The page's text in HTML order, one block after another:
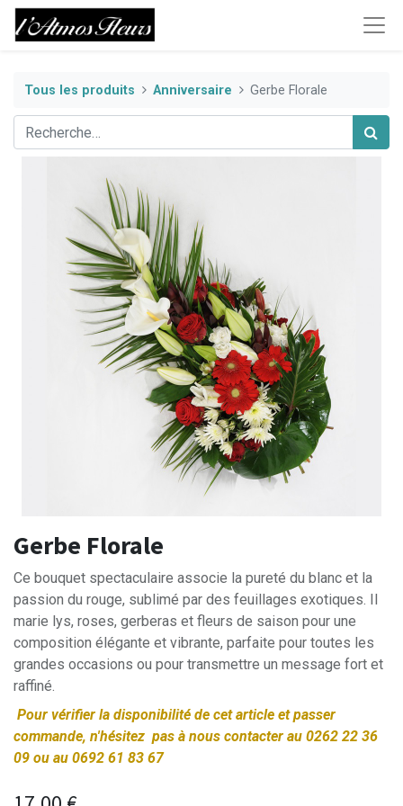
Tous les produits Anniversaire Gerbe Florale
Gerbe Florale
Ce bouquet spectaculaire associe la pureté du blanc et la
passion du rouge, sublimé par des feuillages exotiques. Il
marie lys, roses, gerberas et fleurs de saison pour une
composition élégante et vibrante, parfaite pour toutes les
grandes occasions ou pour transmettre un message fort et
raffiné.
Pour vérifier la disponibilité de cet article et passer
commande, n'hésitez pas à nous contacter au 0262 22 36
09 ou au 0692 61 83 67